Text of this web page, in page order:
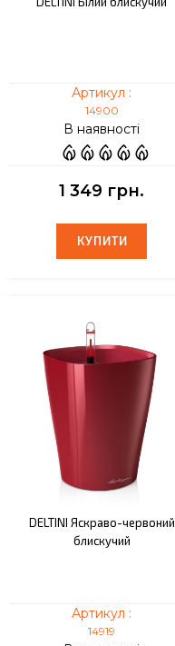
Артикул :
14900
В наявності
1 349 грн.
КУПИТИ
КУПИТИ
DELTINI Яскраво-червоний
блискучий
Артикул :
14919